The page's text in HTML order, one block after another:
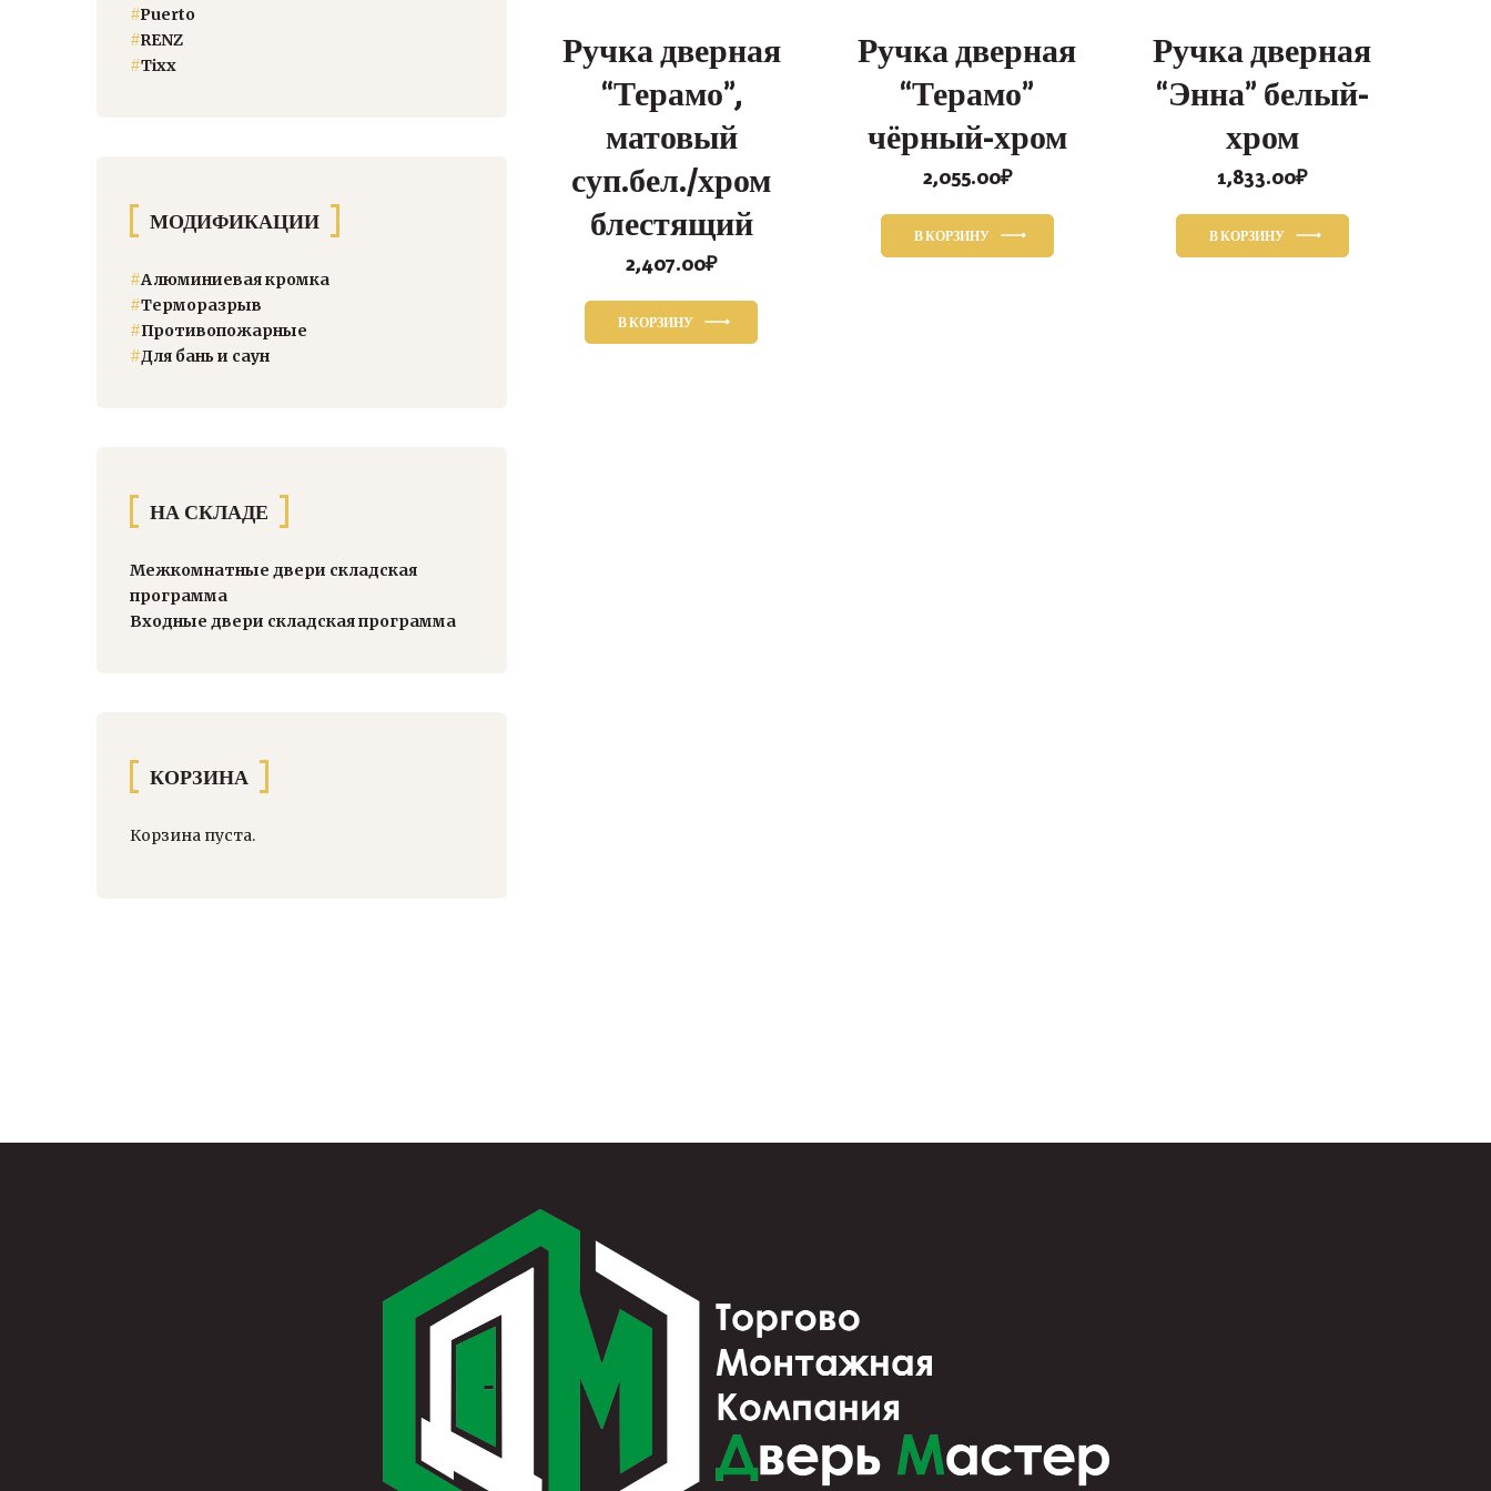
Ручка дверная
“Терамо”,
матовый
суп.бел./хром
блестящий
2,407.00₽
В КОРЗИНУ
Ручка дверная
“Терамо”
чёрный-хром
2,055.00₽
В КОРЗИНУ
Ручка дверная
“Энна” белый-
хром
1,833.00₽
В КОРЗИНУ
#Puerto
#RENZ
#Тixx
МОДИФИКАЦИИ
#Алюминиевая кромка
#Терморазрыв
#Противопожарные
#Для бань и саун
НА СКЛАДЕ
Межкомнатные двери складская
программа
Входные двери складская программа
КОРЗИНА
Корзина пуста.